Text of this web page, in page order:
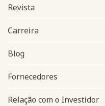
Navegação do rodapé
Revista
Carreira
Blog
Fornecedores
Relação com o Investidor